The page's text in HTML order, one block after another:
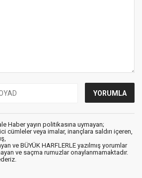
Haber yayın politikasına uymayan;
cümleler veya imalar, inançlara saldırı içeren,
ve BÜYÜK HARFLERLE yazılmış yorumlar
ve saçma rumuzlar onaylanmamaktadır.